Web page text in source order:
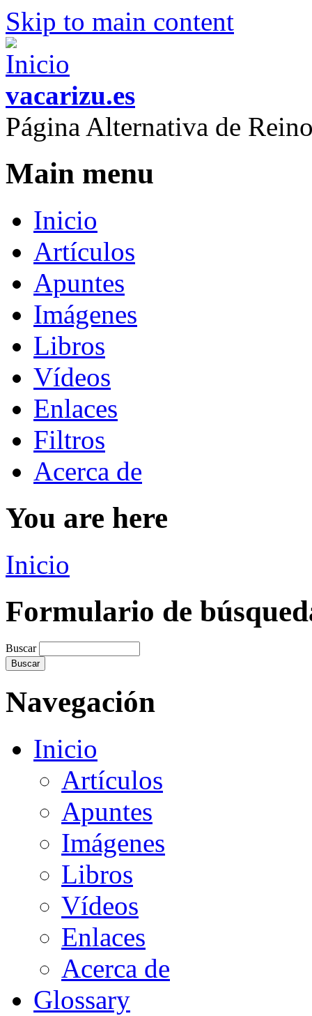
Skip to main content
vacarizu.es
Página Alternativa de
Main menu
Inicio
Artículos
Apuntes
Imágenes
Libros
Vídeos
Enlaces
Filtros
Acerca de
You are here
Inicio
Formulario de
Buscar
Navegación
Inicio
Artículos
Apuntes
Imágenes
Libros
Vídeos
Enlaces
Acerca de
Glossary